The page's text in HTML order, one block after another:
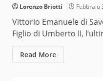
Lorenzo Briotti Febbraio
Vittorio Emanuele di
Figlio di Umberto II,
Read More